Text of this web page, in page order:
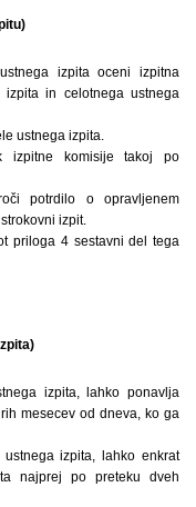
izpita oceni izpitna
izpita in celotnega ustnega
ustnega izpita.
izpitne komisije takoj po
potrdilo o opravljenem
izpit.
priloga 4 sestavni del tega
izpita, lahko ponavlja
mesecev od dneva, ko ga
izpita, lahko enkrat
najprej po preteku dveh